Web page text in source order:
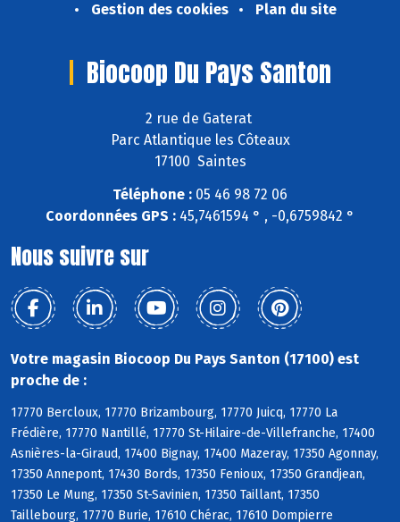
Gestion des cookies
Plan du site
Biocoop Du Pays Santon
2 rue de Gaterat
Parc Atlantique les Côteaux
17100 Saintes
Téléphone : 05 46 98 72 06
Coordonnées GPS : 45,7461594 ° , -0,6759842 °
Nous suivre sur
Votre magasin Biocoop Du Pays Santon (17100) est
proche de :
17770 Bercloux, 17770 Brizambourg, 17770 Juicq, 17770 La
Frédière, 17770 Nantillé, 17770 St-Hilaire-de-Villefranche, 17400
Asnières-la-Giraud, 17400 Bignay, 17400 Mazeray, 17350 Agonnay,
17350 Annepont, 17430 Bords, 17350 Fenioux, 17350 Grandjean,
17350 Le Mung, 17350 St-Savinien, 17350 Taillant, 17350
Taillebourg, 17770 Burie, 17610 Chérac, 17610 Dompierre